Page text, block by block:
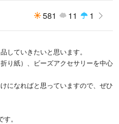
581 11 1
していきたいと思います。
り紙）、ビーズアクセサリーを中心
になればと思っていますので、ぜひ
。